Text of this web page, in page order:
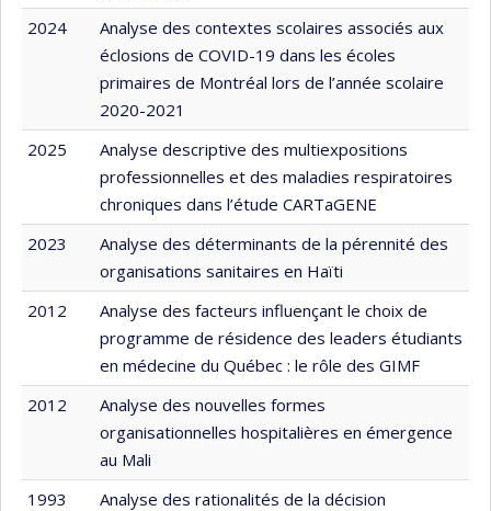
2024
Analyse des contextes scolaires associés aux
éclosions de COVID-19 dans les écoles
primaires de Montréal lors de l’année scolaire
2020-2021
2025
Analyse descriptive des multiexpositions
professionnelles et des maladies respiratoires
chroniques dans l’étude CARTaGENE
2023
Analyse des déterminants de la pérennité des
organisations sanitaires en Haïti
2012
Analyse des facteurs influençant le choix de
programme de résidence des leaders étudiants
en médecine du Québec : le rôle des GIMF
2012
Analyse des nouvelles formes
organisationnelles hospitalières en émergence
au Mali
1993
Analyse des rationalités de la décision